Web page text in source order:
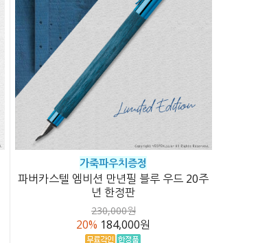
가죽파우치증정
파버카스텔 엠비션 만년필 블루 우드 20주
년 한정판
230,000원
20% 184,000원